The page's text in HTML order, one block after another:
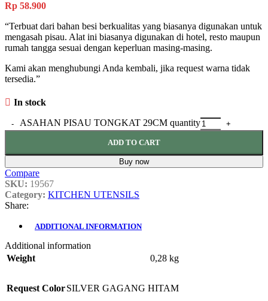
Rp 58.900
“Terbuat dari bahan besi berkualitas yang biasanya digunakan untuk
mengasah pisau. Alat ini biasanya digunakan di hotel, resto maupun
rumah tangga sesuai dengan keperluan masing-masing.
Kami akan menghubungi Anda kembali, jika request warna tidak
tersedia.”
In stock
ASAHAN PISAU TONGKAT 29CM quantity
ADD TO CART
Buy now
Compare
SKU: 19567
Category: KITCHEN UTENSILS
Share:
ADDITIONAL INFORMATION
Additional information
Weight
0,28 kg
Request ColorSILVER GAGANG HITAM